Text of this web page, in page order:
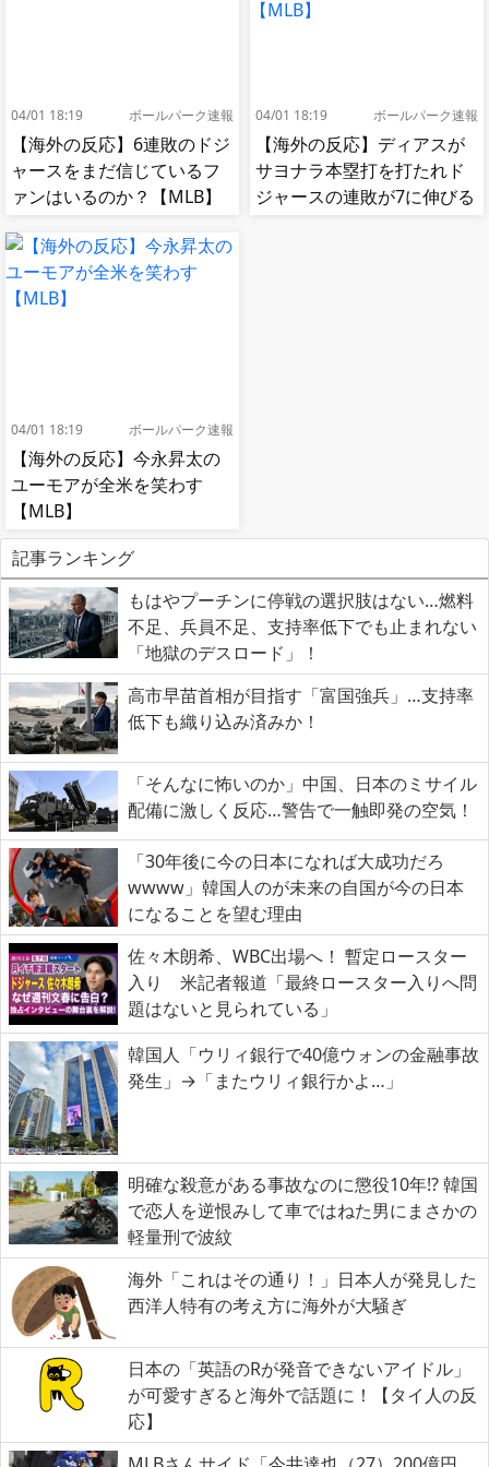
04/01 18:19 ボールパーク速報
【海外の反応】6連敗のドジ
ャースをまだ信じているフ
ァンはいるのか？【MLB】
04/01 18:19 ボールパーク速報
【海外の反応】ディアスが
サヨナラ本塁打を打たれド
ジャースの連敗が7に伸びる
04/01 18:19 ボールパーク速報
【海外の反応】今永昇太の
ユーモアが全米を笑わす
【MLB】
記事ランキング
もはやプーチンに停戦の選択肢はない…燃料
不足、兵員不足、支持率低下でも止まれない
「地獄のデスロード」！
高市早苗首相が目指す「富国強兵」…支持率
低下も織り込み済みか！
「そんなに怖いのか」中国、日本のミサイル
配備に激しく反応…警告で一触即発の空気！
「30年後に今の日本になれば大成功だろ
wwww」韓国人のが未来の自国が今の日本
になることを望む理由
佐々木朗希、WBC出場へ！ 暫定ロースター
入り 米記者報道「最終ロースター入りへ問
題はないと見られている」
韓国人「ウリィ銀行で40億ウォンの金融事故
発生」→「またウリィ銀行かよ…」
明確な殺意がある事故なのに懲役10年!? 韓国
で恋人を逆恨みして車ではねた男にまさかの
軽量刑で波紋
海外「これはその通り！」日本人が発見した
西洋人特有の考え方に海外が大騒ぎ
日本の「英語のRが発音できないアイドル」
が可愛すぎると海外で話題に！【タイ人の反
応】